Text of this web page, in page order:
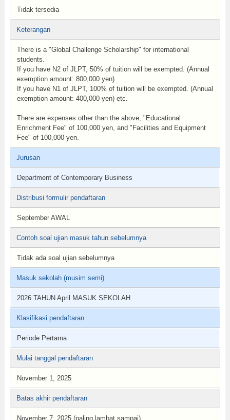
Tidak tersedia
Keterangan
There is a "Global Challenge Scholarship" for international
students.
If you have N2 of JLPT, 50% of tuition will be exempted. (Annual
exemption amount: 800,000 yen)
If you have N1 of JLPT, 100% of tuition will be exempted. (Annual
exemption amount: 400,000 yen) etc.
There are expenses other than the above, "Educational
Enrichment Fee" of 100,000 yen, and "Facilities and Equipment
Fee" of 100,000 yen.
Jurusan
Department of Contemporary Business
Distribusi formulir pendaftaran
September AWAL
Contoh soal ujian masuk tahun sebelumnya
Tidak ada soal ujian sebelumnya
Masuk sekolah (musim semi)
2026 TAHUN April MASUK SEKOLAH
Klasifikasi pendaftaran
Periode Pertama
Mulai tanggal pendaftaran
November 1, 2025
Batas akhir pendaftaran
November 7, 2025 (paling lambat sampai)